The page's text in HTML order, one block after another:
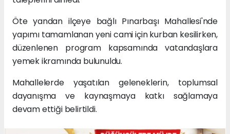
Öte yandan ilçeye bağlı Pınarbaşı Mahallesi'nde
yapımı tamamlanan yeni cami için kurban kesilirken,
düzenlenen program kapsamında vatandaşlara
yemek ikramında bulunuldu.
Mahallelerde yaşatılan geleneklerin, toplumsal
dayanışma ve kaynaşmaya katkı sağlamaya
devam ettiği belirtildi.